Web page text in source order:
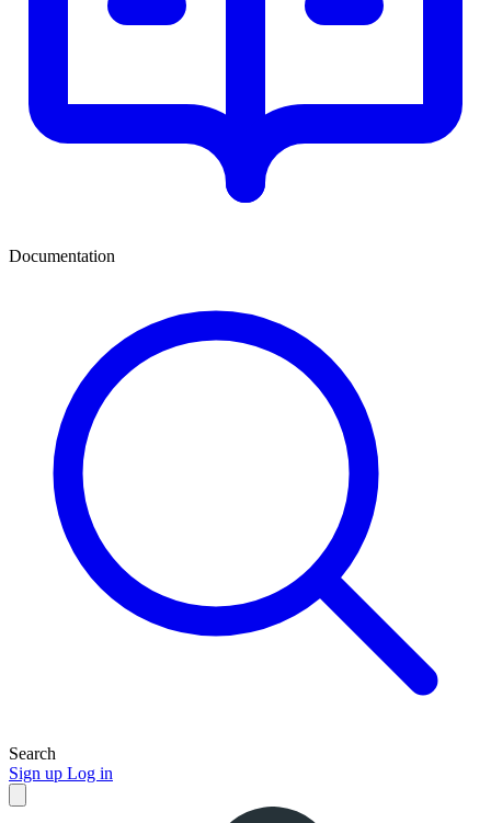
Documentation
Search
Sign up Log in